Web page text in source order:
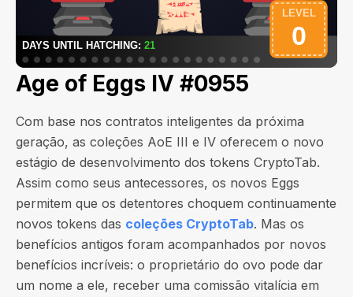
Age of Eggs IV #0955
Com base nos contratos inteligentes da próxima
geração, as coleções AoE III e IV oferecem o novo
estágio de desenvolvimento dos tokens CryptoTab.
Assim como seus antecessores, os novos Eggs
permitem que os detentores choquem continuamente
novos tokens das coleções CryptoTab. Mas os
benefícios antigos foram acompanhados por novos
benefícios incríveis: o proprietário do ovo pode dar
um nome a ele, receber uma comissão vitalícia em